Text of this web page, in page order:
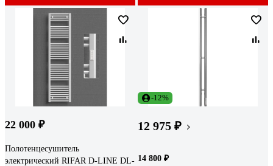
22 000 ₽
Полотенцесушитель
электрический RIFAR D-LINE DL-
-12%
12 975 ₽
14 800 ₽